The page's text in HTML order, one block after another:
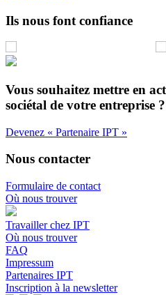
Ils nous font confiance
Vous souhaitez mettre en
sociétal de votre entreprise ?
Devenez « Partenaire IPT »
Nous contacter
Formulaire de contact
Où nous trouver
Travailler chez IPT
Où nous trouver
FAQ
Impressum
Partenaires IPT
Inscription à la newsletter